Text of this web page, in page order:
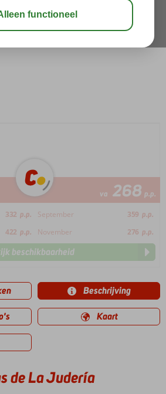
historische huizen
patio’s en doorgangen
va 268 p.p.
332 p.p. September 359 p.p.
422 p.p. November 276 p.p.
beschikbaarheid
Beschrijving
Kaart
de La Judería